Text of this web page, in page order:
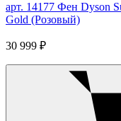
арт. 14177 Фен Dyson
Gold (Розовый)
30 999 ₽